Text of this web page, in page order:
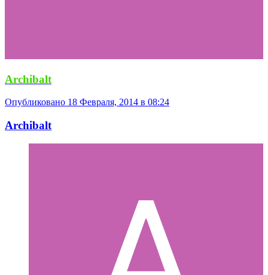
Archibalt
Опубликовано 18 Февраля, 2014 в 08:24
Archibalt